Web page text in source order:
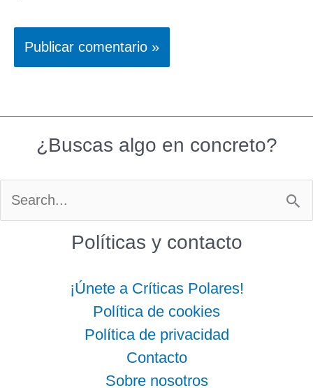
¿Buscas algo en concreto?
Buscar
Políticas y contacto
¡Únete a Críticas Polares!
Política de cookies
Política de privacidad
Contacto
Sobre nosotros